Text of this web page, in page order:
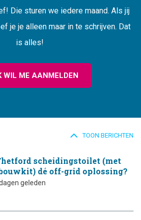
Die sturen we iedere maand. Als jij
je je alleen maar in te schrijven. Dat
is alles!
WIL ME AANMELDEN
TOON BERICHTEN
scheidingstoilet (met
dé off-grid oplossing?
geleden